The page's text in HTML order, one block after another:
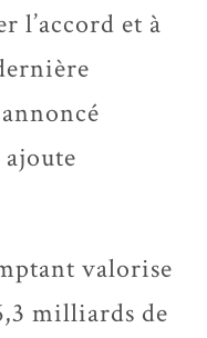
l’accord et à
valorise
milliards de